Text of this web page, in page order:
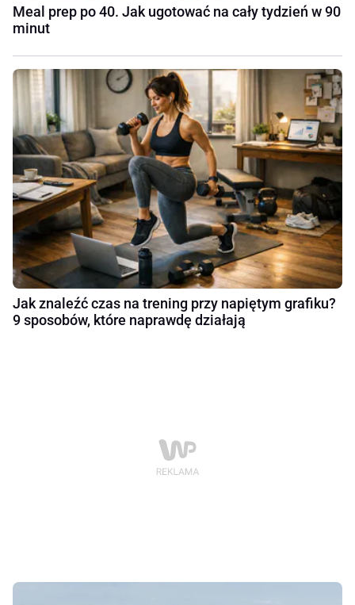
Meal prep po 40. Jak ugotować na cały tydzień w 90
minut
Jak znaleźć czas na trening przy napiętym grafiku?
9 sposobów, które naprawdę działają